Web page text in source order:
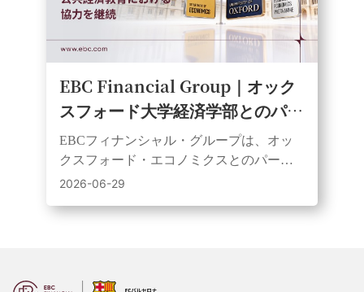
EBC Financial Group｜オック
スフォード大学経済学部とのパー
トナーシップを更新、公共経済教
育における協力を継続
EBCフィナンシャル・グループは、オッ
クスフォード・エコノミクスとのパート
ナーシップを3年間更新し、ウェビナーや
2026-06-29